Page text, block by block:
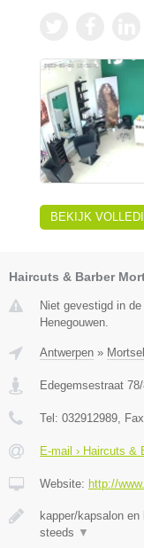
BEKIJK
Haircuts & Barber
Niet gevestigd in
Henegouwen.
Antwerpen » Mortsel
Edegemsestraat
Tel: 032912989,
E-mail › Haircuts &
Website: http://
kapper/kapsalon
steeds ▼